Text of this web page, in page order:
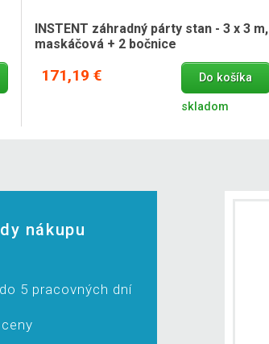
INSTENT záhradný párty stan - 3 x 3 m,
maskáčová + 2 bočnice
171,19 € Do košíka
skladom
nákupu
5 pracovných dní